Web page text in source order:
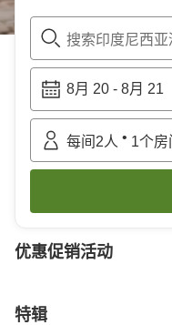
搜索印度尼西亚
8月 20 - 8月 21
每间 2人 • 1个房
优惠促销活动
特辑